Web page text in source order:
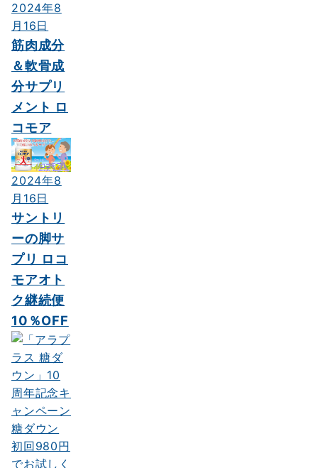
2024年8
月16日
筋肉成分
＆軟骨成
分サプリ
メント ロ
コモア
2024年8
月16日
サントリ
ーの脚サ
プリ ロコ
モアオト
ク継続便
10％OFF